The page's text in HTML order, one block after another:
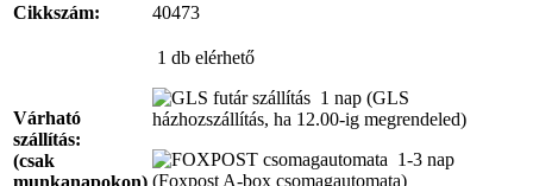
Cikkszám: 40473
Várható
szállítás:
(csak
munkanapokon)
1 db elérhető
1 nap (GLS
házhozszállítás, ha 12.00-ig megrendeled)
1-3 nap
(Foxpost A-box csomagautomata)